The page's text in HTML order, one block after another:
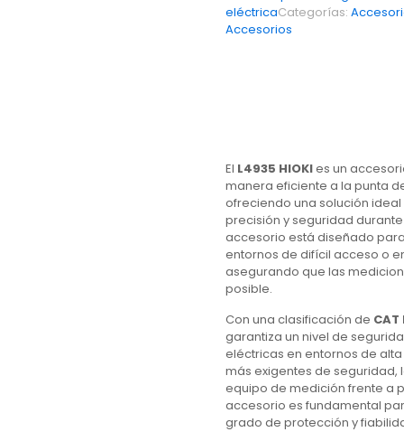
eléctricaCategorías:
Accesorios
El L4935 HIOKIes un
manera eficiente a la punta
ofreciendo una solución
precisión y seguridad
accesorio está diseñado
entornos de difícil acceso o
asegurando que las
posible.
Con una clasificación de CAT
garantiza un nivel de
eléctricas en entornos de
más exigentes de
equipo de medición frente a
accesorio es fundamental
grado de protección y